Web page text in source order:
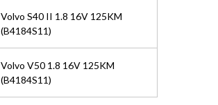
Volvo S40 II 1.8 16V 125KM
(B4184S11)
Volvo V50 1.8 16V 125KM
(B4184S11)